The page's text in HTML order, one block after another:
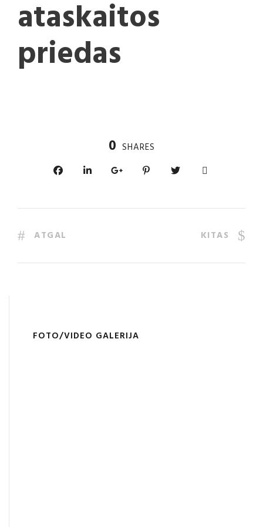
ataskaitos
priedas
0 SHARES
ATGAL KITAS
FOTO/VIDEO GALERIJA